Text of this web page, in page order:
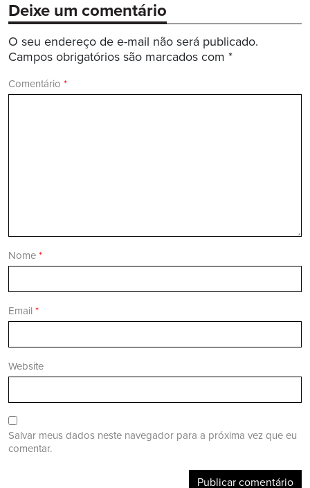
Deixe um comentário
O seu endereço de e-mail não será publicado.
Campos obrigatórios são marcados com *
Comentário *
Nome *
Email *
Website
Salvar meus dados neste navegador para a próxima vez que eu
comentar.